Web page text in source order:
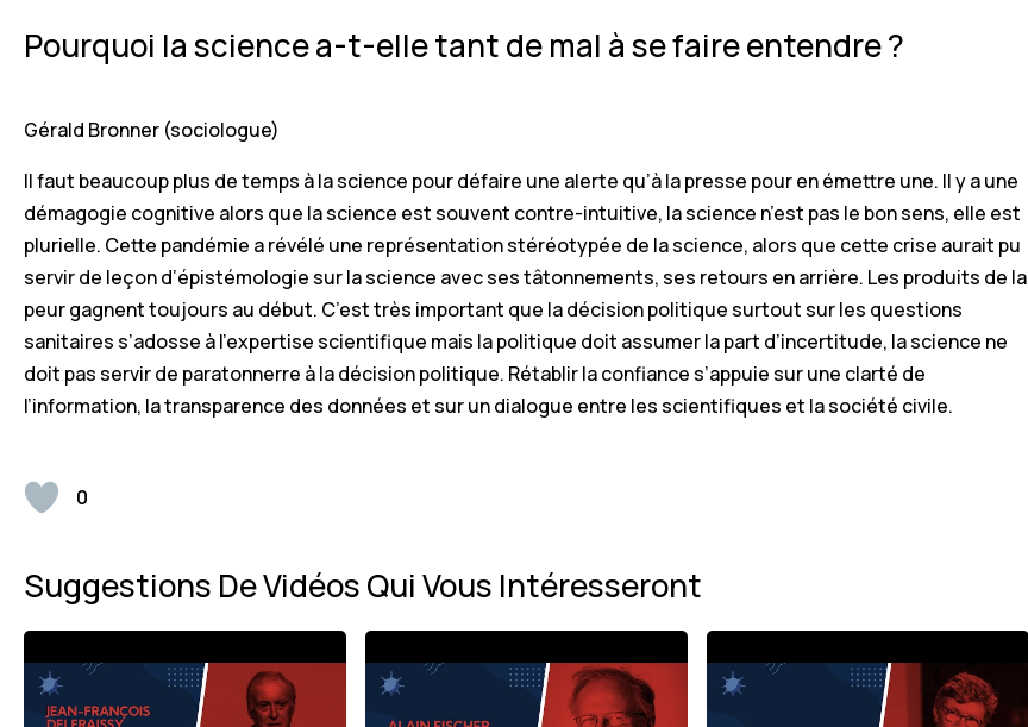
Pourquoi la science a-t-elle tant de mal à se faire entendre ?
Gérald Bronner (sociologue)
Il faut beaucoup plus de temps à la science pour défaire une alerte qu’à la presse pour en émettre une. Il y a une
démagogie cognitive alors que la science est souvent contre-intuitive, la science n’est pas le bon sens, elle est
plurielle. Cette pandémie a révélé une représentation stéréotypée de la science, alors que cette crise aurait pu
servir de leçon d’épistémologie sur la science avec ses tâtonnements, ses retours en arrière. Les produits de la
peur gagnent toujours au début. C’est très important que la décision politique surtout sur les questions
sanitaires s’adosse à l’expertise scientifique mais la politique doit assumer la part d’incertitude, la science ne
doit pas servir de paratonnerre à la décision politique. Rétablir la confiance s’appuie sur une clarté de
l’information, la transparence des données et sur un dialogue entre les scientifiques et la société civile.
0
Suggestions De Vidéos Qui Vous Intéresseront